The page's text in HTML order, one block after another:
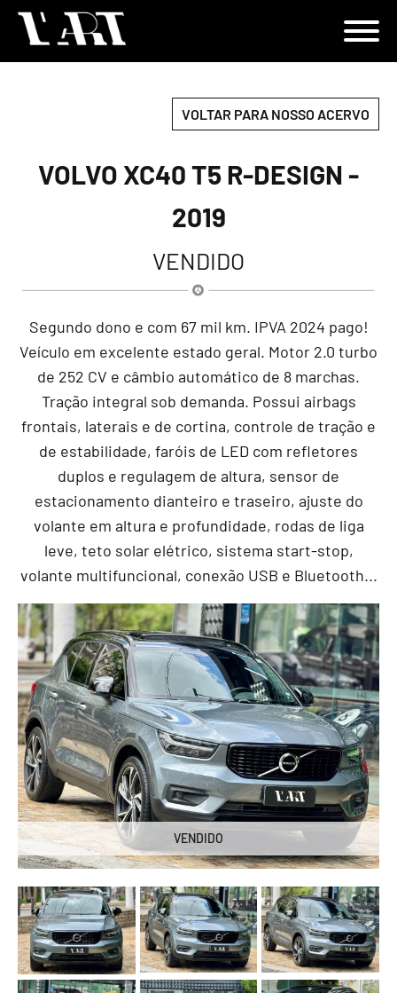
VOLTAR PARA NOSSO ACERVO
VOLVO XC40 T5 R-DESIGN -
2019
VENDIDO
Segundo dono e com 67 mil km. IPVA 2024 pago!
Veículo em excelente estado geral. Motor 2.0 turbo
de 252 CV e câmbio automático de 8 marchas.
Tração integral sob demanda. Possui airbags
frontais, laterais e de cortina, controle de tração e
de estabilidade, faróis de LED com refletores
duplos e regulagem de altura, sensor de
estacionamento dianteiro e traseiro, ajuste do
volante em altura e profundidade, rodas de liga
leve, teto solar elétrico, sistema start-stop,
volante multifuncional, conexão USB e Bluetooth...
VENDIDO